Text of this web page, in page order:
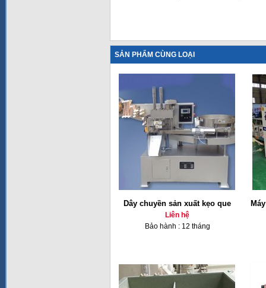
SẢN PHẨM CÙNG LOẠI
Dây chuyền sản xuất kẹo que
Liên hệ
Bảo hành : 12 tháng